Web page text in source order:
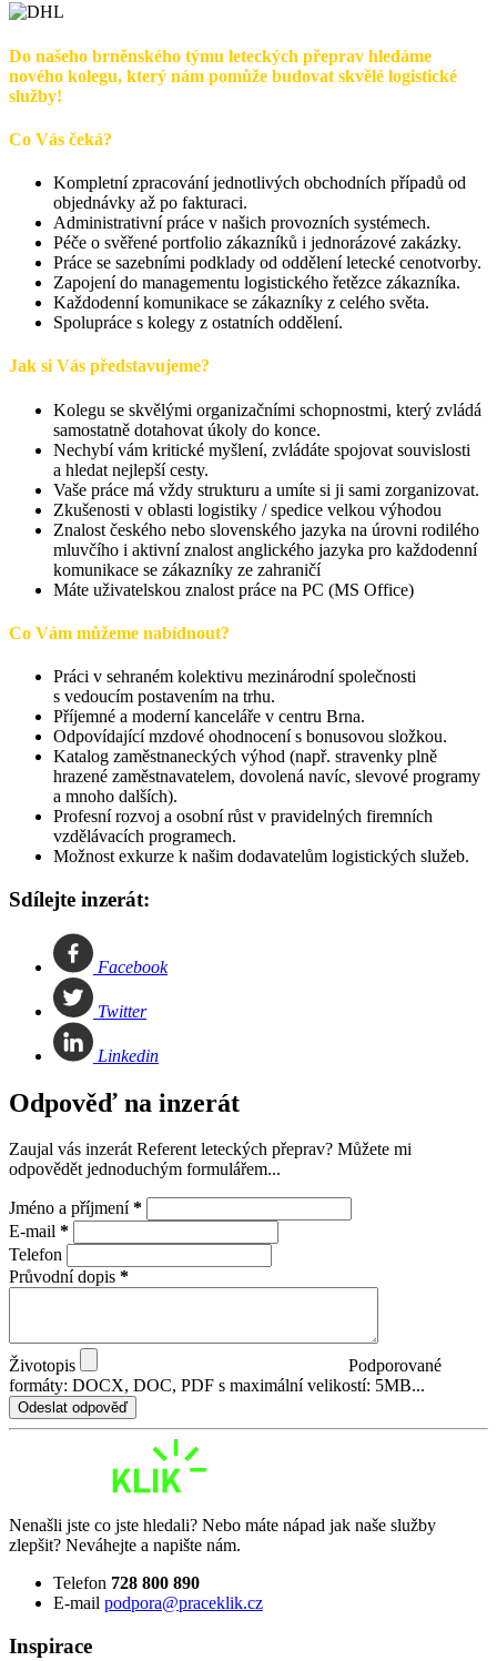
Do našeho brněnského týmu leteckých přeprav hledáme
nového kolegu, který nám pomůže budovat skvělé logistické
služby!
Co Vás čeká?
Kompletní zpracování jednotlivých obchodních případů od
objednávky až po fakturaci.
Administrativní práce v našich provozních systémech.
Péče o svěřené portfolio zákazníků i jednorázové zakázky.
Práce se sazebními podklady od oddělení letecké cenotvorby.
Zapojení do managementu logistického řetězce zákazníka.
Každodenní komunikace se zákazníky z celého světa.
Spolupráce s kolegy z ostatních oddělení.
Jak si Vás představujeme?
Kolegu se skvělými organizačními schopnostmi, který zvládá
samostatně dotahovat úkoly do konce.
Nechybí vám kritické myšlení, zvládáte spojovat souvislosti
a hledat nejlepší cesty.
Vaše práce má vždy strukturu a umíte si ji sami zorganizovat.
Zkušenosti v oblasti logistiky / spedice velkou výhodou
Znalost českého nebo slovenského jazyka na úrovni rodilého
mluvčího i aktivní znalost anglického jazyka pro každodenní
komunikace se zákazníky ze zahraničí
Máte uživatelskou znalost práce na PC (MS Office)
Co Vám můžeme nabídnout?
Práci v sehraném kolektivu mezinárodní společnosti
s vedoucím postavením na trhu.
Příjemné a moderní kanceláře v centru Brna.
Odpovídající mzdové ohodnocení s bonusovou složkou.
Katalog zaměstnaneckých výhod (např. stravenky plně
hrazené zaměstnavatelem, dovolená navíc, slevové programy
a mnoho dalších).
Profesní rozvoj a osobní růst v pravidelných firemních
vzdělávacích programech.
Možnost exkurze k našim dodavatelům logistických služeb.
Sdílejte inzerát:
Facebook
Twitter
Linkedin
Odpověď na inzerát
Zaujal vás inzerát Referent leteckých přeprav? Můžete mi
odpovědět jednoduchým formulářem...
Jméno a příjmení *
E-mail *
Telefon
Průvodní dopis *
Životopis
Podporované
formáty: DOCX, DOC, PDF s maximální velikostí: 5MB...
Odeslat odpověď
Nenašli jste co jste hledali? Nebo máte nápad jak naše služby
zlepšit? Neváhejte a napište nám.
Telefon 728 800 890
E-mail podpora@praceklik.cz
Inspirace